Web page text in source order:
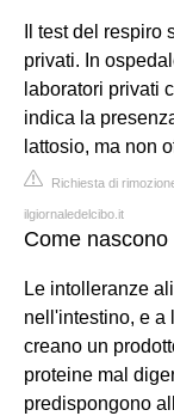
Il test del
privati. In
laboratori privati
indica la
lattosio, ma non
Richiesta di
ilgiornaledelcibo.it
Come
Le intolleranze
nell'intestino, e a
creano un
proteine mal
predispongono